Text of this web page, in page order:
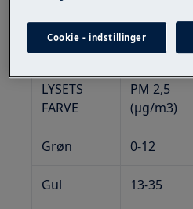
LYSETS
FARVE
PM 2,5
(μg/m3)
Grøn 0-12
Gul 13-35
Cookie - indstillinger